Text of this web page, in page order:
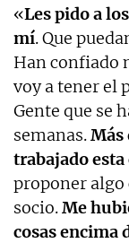
«Les pido a
mí. Que
Han confiado
voy a tener el
Gente que se
semanas.Más
trabajado
proponer algo
socio.Me
cosas encima